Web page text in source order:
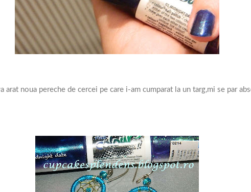
arat noua pereche de cercei pe care i-am cumparat la un targ,mi se par